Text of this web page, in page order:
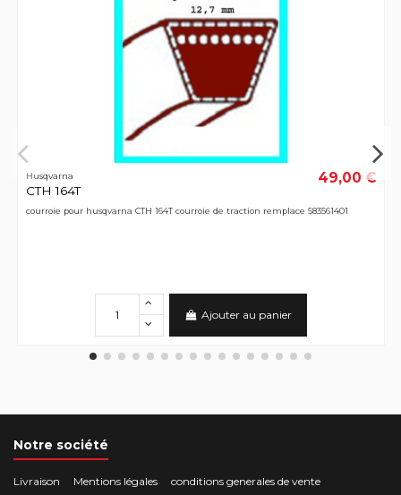
Husqvarna
CTH 164T
49,00 €
courroie pour husqvarna CTH 164T courroie de traction remplace 583561401
Ajouter au panier
Notre société
Livraison Mentions légales conditions generales de vente